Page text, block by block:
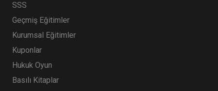
SSS
Geçmiş Eğitimler
Kurumsal Eğitimler
Kuponlar
Hukuk Oyun
Basılı Kitaplar